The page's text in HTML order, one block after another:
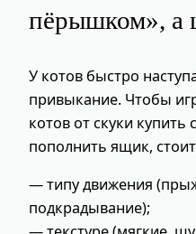
пёрышком», а
У котов быстро
привыкание. Чтобы
котов от скуки купить
пополнить ящик,
— типу движения
подкрадывание);